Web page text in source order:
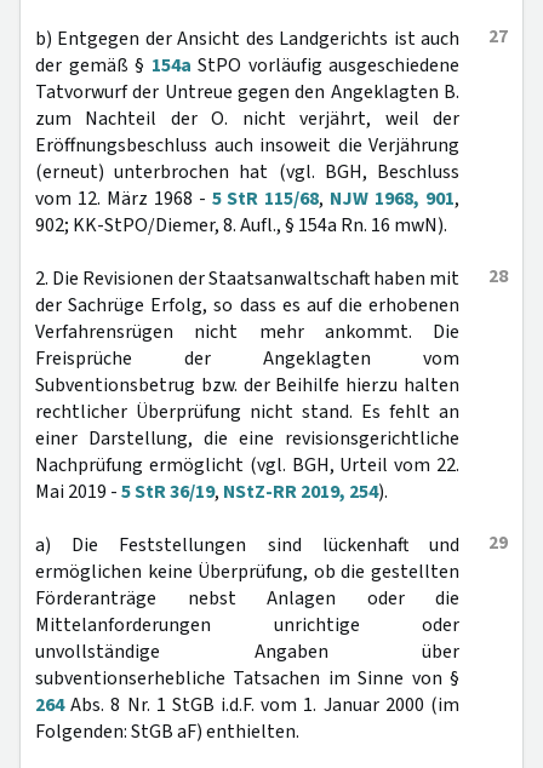
27
b) Entgegen der Ansicht des Landgerichts ist auch
der gemäß § 154a StPO vorläufig ausgeschiedene
Tatvorwurf der Untreue gegen den Angeklagten B.
zum Nachteil der O. nicht verjährt, weil der
Eröffnungsbeschluss auch insoweit die Verjährung
(erneut) unterbrochen hat (vgl. BGH, Beschluss
vom 12. März 1968 - 5 StR 115/68, NJW 1968, 901,
902; KK-StPO/Diemer, 8. Aufl., § 154a Rn. 16 mwN).
28
2. Die Revisionen der Staatsanwaltschaft haben mit
der Sachrüge Erfolg, so dass es auf die erhobenen
Verfahrensrügen nicht mehr ankommt. Die
Freisprüche der Angeklagten vom
Subventionsbetrug bzw. der Beihilfe hierzu halten
rechtlicher Überprüfung nicht stand. Es fehlt an
einer Darstellung, die eine revisionsgerichtliche
Nachprüfung ermöglicht (vgl. BGH, Urteil vom 22.
Mai 2019 -5 StR 36/19, NStZ-RR 2019, 254).
29
a) Die Feststellungen sind lückenhaft und
ermöglichen keine Überprüfung, ob die gestellten
Förderanträge nebst Anlagen oder die
Mittelanforderungen unrichtige oder
unvollständige Angaben über
subventionserhebliche Tatsachen im Sinne von §
264Abs. 8 Nr. 1 StGB i.d.F. vom 1. Januar 2000 (im
Folgenden: StGB aF) enthielten.